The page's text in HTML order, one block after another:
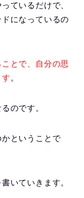
ているだけで、
になっているの
とで、自分の思
。
のです。
ということで
いていきます。